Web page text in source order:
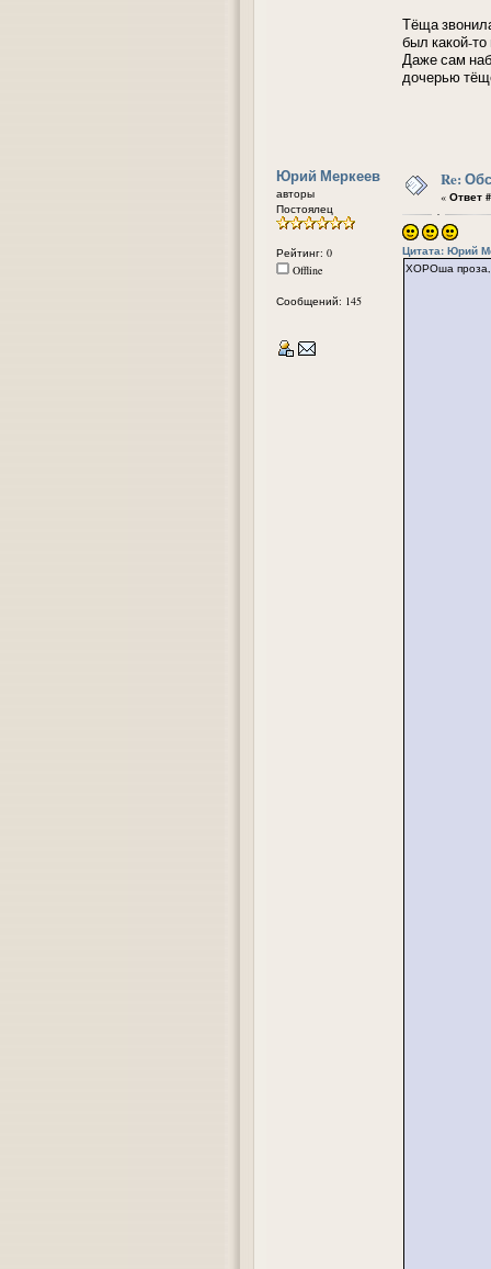
Тёща
был какой-
Даже сам
дочерью
Юрий Меркеев
авторы
Постоялец
Рейтинг: 0
Offline
Сообщений: 145
Re:
« Ответ
Цитата: Юрий
ХОРОша